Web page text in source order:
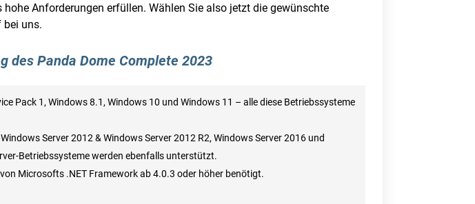
Anforderungen erfüllen. Wählen Sie also jetzt die gewünschte
bei uns.
des Panda Dome Complete 2023
Pack 1, Windows 8.1, Windows 10 und Windows 11 – alle diese Betriebssysteme
Server 2012 & Windows Server 2012 R2, Windows Server 2016 und
Betriebssysteme werden ebenfalls unterstützt.
Microsofts .NET Framework ab 4.0.3 oder höher benötigt.